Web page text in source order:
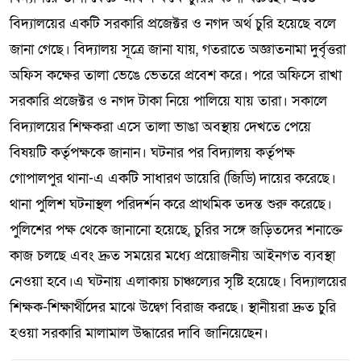
বিদ্যালয়ের একটি সরকারি প্রজেক্টর ও নগদ অর্থ চুরি হয়েছে বলে
জানা গেছে। বিদ্যালয় সূত্রে জানা যায়, গতরাতে অজ্ঞাতনামা দুর্বৃত্তরা
অফিস কক্ষের তালা ভেঙে ভেতরে প্রবেশ করে। পরে অফিসে রাখা
সরকারি প্রজেক্টর ও নগদ টাকা নিয়ে পালিয়ে যায় তারা। সকালে
বিদ্যালয়ের শিক্ষকরা এসে তালা ভাঙা অবস্থায় দেখতে পেয়ে
বিষয়টি কর্তৃপক্ষকে জানান। ঘটনার পর বিদ্যালয় কর্তৃপক্ষ
গোপালপুর থানা-এ একটি সাধারণ ডায়েরি (জিডি) দায়ের করেছে।
থানা পুলিশ ঘটনাস্থল পরিদর্শন করে প্রাথমিক তদন্ত শুরু করেছে।
পুলিশের পক্ষ থেকে জানানো হয়েছে, চুরির সঙ্গে জড়িতদের শনাক্তে
কাজ চলছে এবং দ্রুত সময়ের মধ্যে প্রয়োজনীয় আইনগত ব্যবস্থা
নেওয়া হবে।এ ঘটনায় এলাকায় চাঞ্চল্যের সৃষ্টি হয়েছে। বিদ্যালয়ের
শিক্ষক-শিক্ষার্থীদের মাঝে উদ্বেগ বিরাজ করছে। স্থানীয়রা দ্রুত চুরি
হওয়া সরকারি মালামাল উদ্ধারের দাবি জানিয়েছেন।